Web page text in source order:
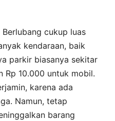
cukup luas
kendaraan, baik
parkir biasanya sekitar
Rp 10.000 untuk mobil.
karena ada
Namun, tetap
barang